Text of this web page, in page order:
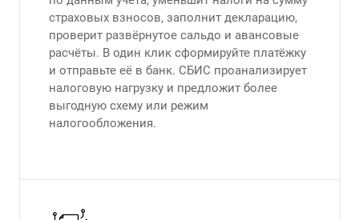
страховых взносов, заполнит декларацию,
проверит развёрнутое сальдо и авансовые
расчёты. В один клик сформируйте платёжку
и отправьте её в банк. СБИС проанализирует
налоговую нагрузку и предложит более
выгодную схему или режим
налогообложения.